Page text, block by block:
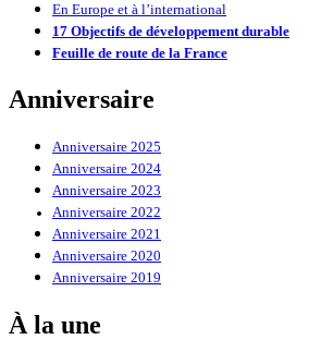
En Europe et à l’international
17 Objectifs de développement durable
Feuille de route de la France
Anniversaire
Anniversaire 2025
Anniversaire 2024
Anniversaire 2023
Anniversaire 2022
Anniversaire 2021
Anniversaire 2020
Anniversaire 2019
À la une